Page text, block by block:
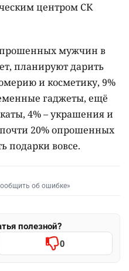
центром СК
мужчин в
планируют дарить
и косметику, 9%
гаджеты, ещё
4% – украшения и
20% опрошенных
подарки вовсе.
об ошибке»
полезной?
0